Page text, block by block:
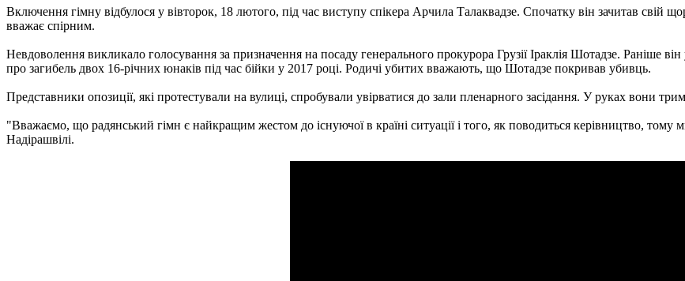
Включення гімну відбулося у вівторок, 18 лютого, під час виступу спікера Арчила Талаквадзе. Спочатку він зачитав свій
вважає спірним.
Невдоволення викликало голосування за призначення на посаду генерального прокурора Грузії Іраклія Шотадзе. Раніше
про загибель двох 16-річних юнаків під час бійки у 2017 році. Родичі убитих вважають, що Шотадзе покривав убивць.
Представники опозиції, які протестували на вулиці, спробували увірватися до зали пленарного засідання. У руках вони
"Вважаємо, що радянський гімн є найкращим жестом до існуючої в країні ситуації і того, як поводиться керівництво,
Надірашвілі.